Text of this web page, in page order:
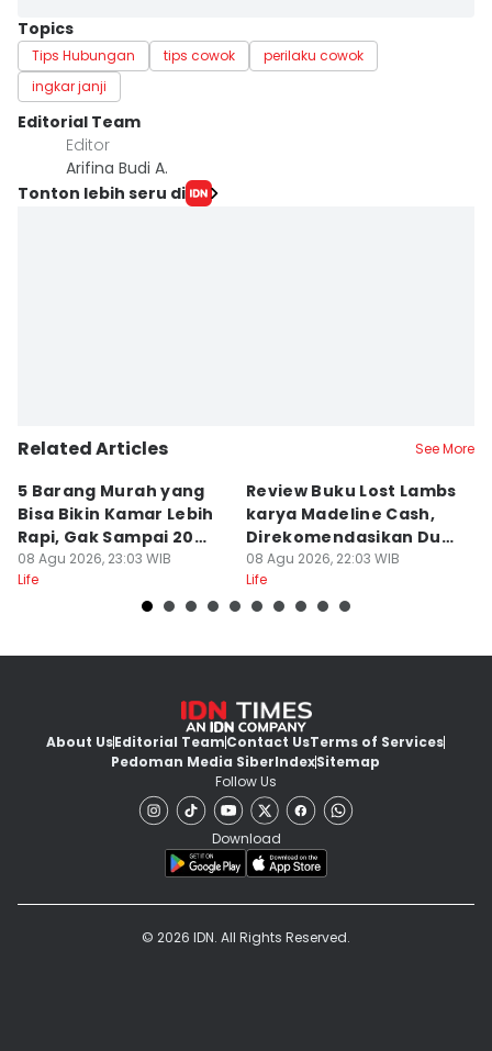
Topics
Tips Hubungan tips cowok
perilaku cowok
ingkar janji
Editorial Team
Editor
Arifina Budi A.
Tonton lebih seru di
Related Articles See More
5 Barang Murah yang
Bisa Bikin Kamar Lebih
Rapi, Gak Sampai 20
Ribu!
08 Agu 2026, 23:03 WIB
Life
Review Buku Lost Lambs
karya Madeline Cash,
Direkomendasikan Dua
Lipa
08 Agu 2026, 22:03 WIB
Life
About UsEditorial TeamContact UsTerms of Services
Pedoman Media SiberIndexSitemap
Follow Us
Download
© 2026 IDN. All Rights Reserved.